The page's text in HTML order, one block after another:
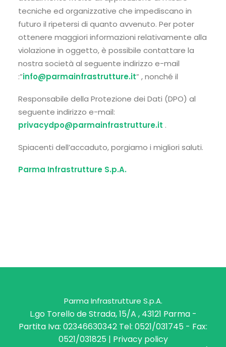
tecniche ed organizzative che impediscano in
futuro il ripetersi di quanto avvenuto. Per poter
ottenere maggiori informazioni relativamente alla
violazione in oggetto, è possibile contattare la
nostra società al seguente indirizzo e-mail
:”info@parmainfrastrutture.it” , nonché il
Responsabile della Protezione dei Dati (DPO) al
seguente indirizzo e-mail:
privacydpo@parmainfrastrutture.it .
Spiacenti dell’accaduto, porgiamo i migliori saluti.
Parma Infrastrutture S.p.A.
Parma Infrastrutture S.p.A.
L.go Torello de Strada, 15/A , 43121 Parma -
Partita Iva: 02346630342 Tel: 0521/031745 - Fax:
0521/031825 | Privacy policy